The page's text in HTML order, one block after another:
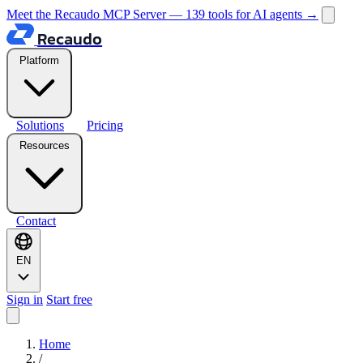
Meet the Recaudo MCP Server — 139 tools for AI agents →
Recaudo
Platform
Solutions Pricing
Resources
Contact
EN
Sign in Start free
Home
/